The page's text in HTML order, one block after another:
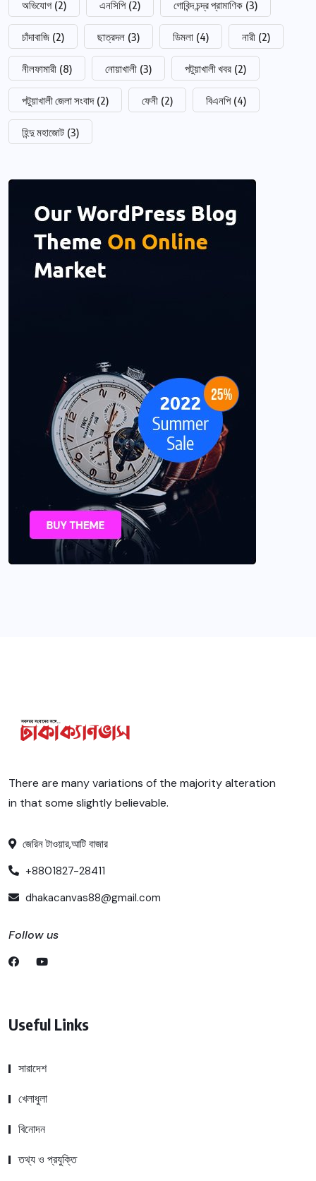
অভিযোগ (2) এনসিপি (2) গোবিন্দ চন্দ্র প্রামাণিক (3)
চাঁদাবাজি (2) ছাত্রদল (3) ডিমলা (4) নারী (2)
নীলফামারী (8) নোয়াখালী (3) পটুয়াখালী খবর (2)
পটুয়াখালী জেলা সংবাদ (2) ফেনী (2) বিএনপি (4)
হিন্দু মহাজোট (3)
There are many variations of the majority alteration
in that some slightly believable.
জেরিন টাওয়ার,আটি বাজার
+8801827-28411
dhakacanvas88@gmail.com
Follow us
Useful Links
সারাদেশ
খেলাধুলা
বিনোদন
তথ্য ও প্রযুক্তি